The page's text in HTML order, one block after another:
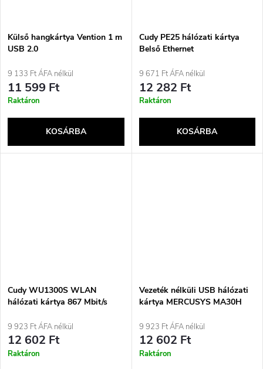
é
s
e
j
a
Külső hangkártya Vention 1 m
USB 2.0
9 133 Ft ÁFA nélkül
11 599 Ft
Raktáron
KOSÁRBA
Cudy PE25 hálózati kártya
Belső Ethernet
9 671 Ft ÁFA nélkül
12 282 Ft
Raktáron
KOSÁRBA
Cudy WU1300S WLAN
hálózati kártya 867 Mbit/s
9 923 Ft ÁFA nélkül
12 602 Ft
Raktáron
Vezeték nélküli USB hálózati
kártya MERCUSYS MA30H
9 923 Ft ÁFA nélkül
12 602 Ft
Raktáron